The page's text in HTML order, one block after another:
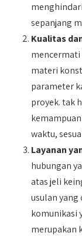
sepanjang
Kualitas
materi
parameter
proyek. tak
waktu,
Layanan
hubungan
atas jeli
usulan yang
komunikasi
merupakan